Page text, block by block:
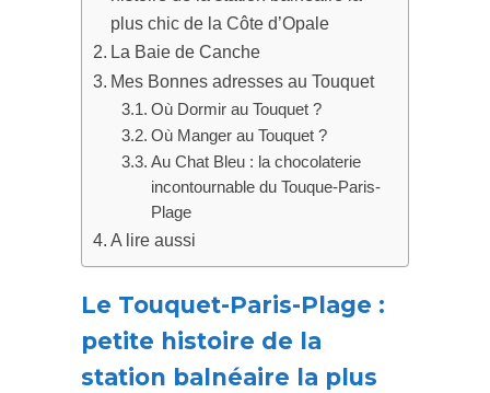
plus chic de la Côte d’Opale
La Baie de Canche
Mes Bonnes adresses au Touquet
Où Dormir au Touquet ?
Où Manger au Touquet ?
Au Chat Bleu : la chocolaterie
incontournable du Touque-Paris-
Plage
A lire aussi
Le Touquet-Paris-Plage :
petite histoire de la
station balnéaire la plus